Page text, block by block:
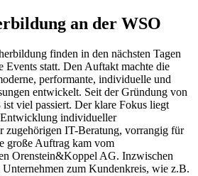
an der WSO
finden in den nächsten Tagen
Events statt. Den Auftakt machte die
performante, individuelle und
entwickelt. Seit der Gründung von
viel passiert. Der klare Fokus liegt
individueller
zugehörigen IT-Beratung, vorrangig für
große Auftrag kam vom
Orenstein&Koppel AG. Inzwischen
zum Kundenkreis, wie z.B.